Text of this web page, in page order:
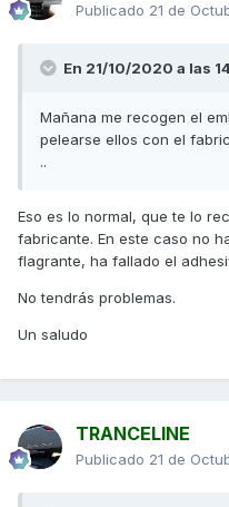
Publicado 21 de
En 21/10/2020 a las
Mañana me recogen el
pelearse ellos con el
..
Eso es lo normal, que te lo
fabricante. En este caso no
flagrante, ha fallado el
No tendrás problemas.
Un saludo
TRANCELINE
Publicado 21 de